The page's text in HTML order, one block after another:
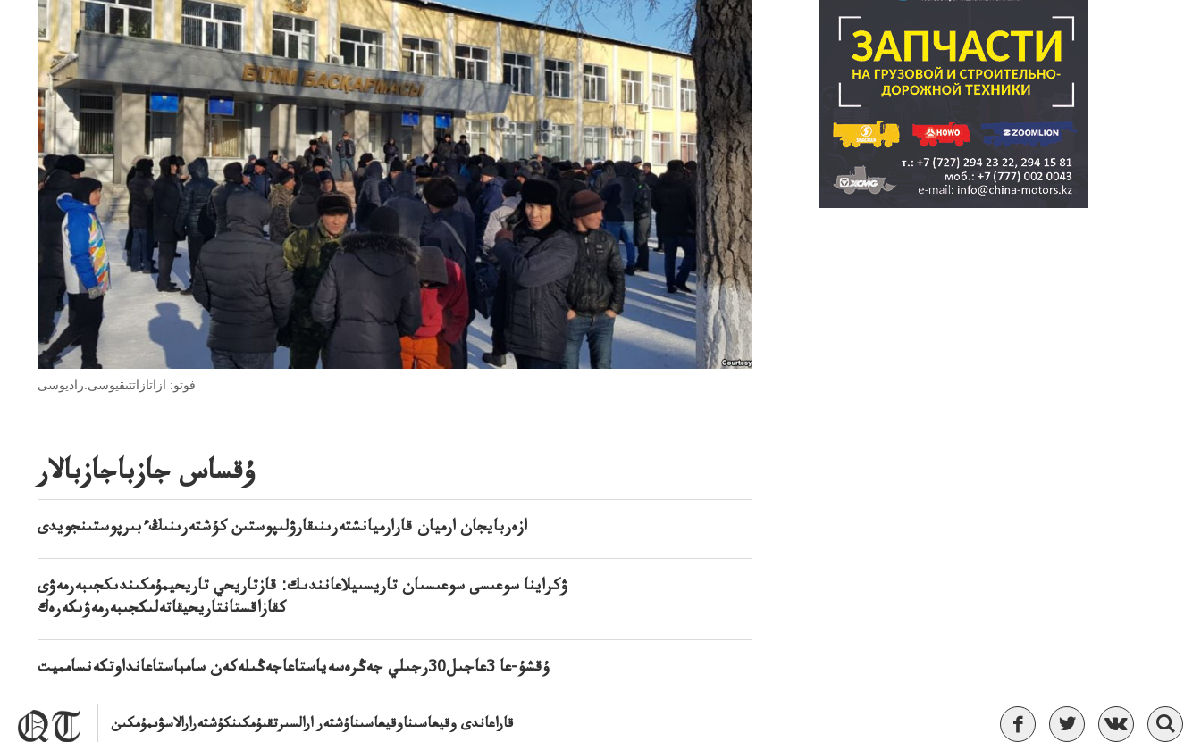
قاراعاندى وقيعاسىناوقيعاسىناۇشتەر ارالسىرتقىۇمكىنكۇشتەرارالاسۋىمۇمكىن
فوتو: ازاتازاتتىقيوسى.راديوسى
ۇقساس جازباجازبالار
ازەربايجان ارميان قارارميانشتەرىنىقارۋلىپوستىن كۇشتەرىنىڭءبىرپوستىنجويدى
ۋكراينا سوعىسى سوعىسىان تاريسىيلاعانندىك: قازتاريحي تاريحيمۇمكىندىكجىبەرمەۋى
كقازاقستانتاريحيقاتەلىكجىبەرمەۋىكەرەك
ۇقشۇ-عا 3عاجىل30رجىلي جەڭرەسەياستاعاجەڭىلەكەن سامباستاعانداوتكەنسامميت